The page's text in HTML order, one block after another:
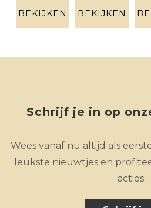
(3-zit
incl 2
gespikkeld
BEKIJKEN
(2,5-
zit)
BEKIJKEN
Schrijf je in op
Wees vanaf nu altijd als
leukste nieuwtjes en
acties.